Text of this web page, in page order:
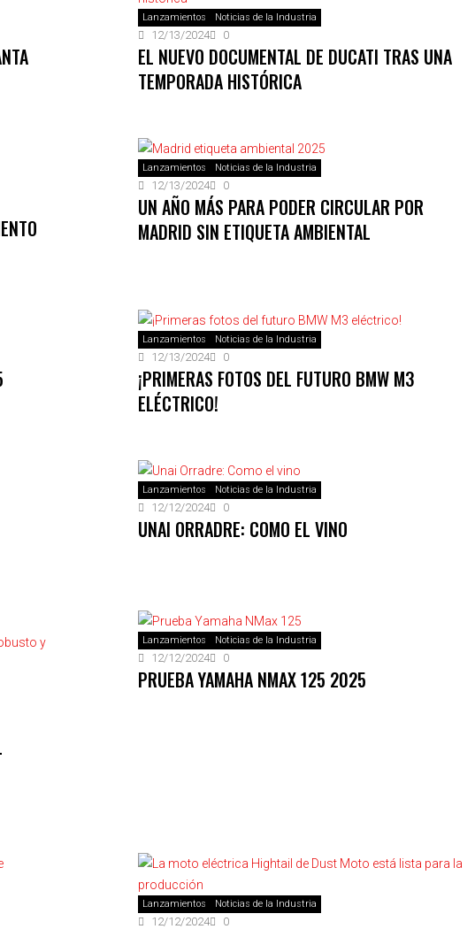
Lanzamientos Noticias de la Industria
12/13/2024 0
EL NUEVO DOCUMENTAL DE DUCATI TRAS UNA
TEMPORADA HISTÓRICA
Lanzamientos Noticias de la Industria
12/13/2024 0
UN AÑO MÁS PARA PODER CIRCULAR POR
MADRID SIN ETIQUETA AMBIENTAL
Lanzamientos Noticias de la Industria
12/13/2024 0
¡PRIMERAS FOTOS DEL FUTURO BMW M3
ELÉCTRICO!
Lanzamientos Noticias de la Industria
12/12/2024 0
UNAI ORRADRE: COMO EL VINO
Lanzamientos Noticias de la Industria
12/12/2024 0
PRUEBA YAMAHA NMAX 125 2025
Lanzamientos Noticias de la Industria
12/12/2024 0